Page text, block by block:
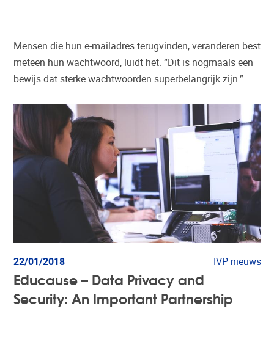
Mensen die hun e-mailadres terugvinden, veranderen best
meteen hun wachtwoord, luidt het. “Dit is nogmaals een
bewijs dat sterke wachtwoorden superbelangrijk zijn.”
22/01/2018 IVP nieuws
Educause – Data Privacy and
Security: An Important Partnership